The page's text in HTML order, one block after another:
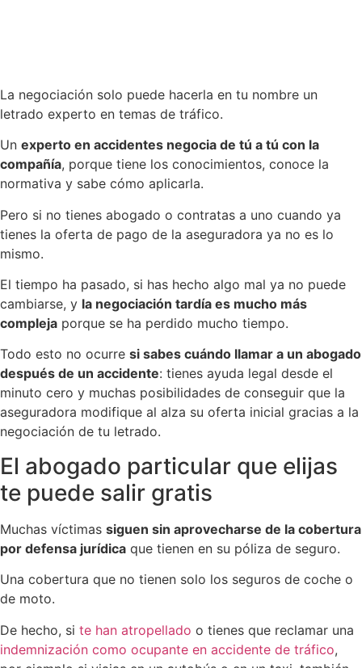
La negociación solo puede hacerla en tu nombre un
letrado experto en temas de tráfico.
Un experto en accidentes negocia de tú a tú con la
compañía, porque tiene los conocimientos, conoce la
normativa y sabe cómo aplicarla.
Pero si no tienes abogado o contratas a uno cuando ya
tienes la oferta de pago de la aseguradora ya no es lo
mismo.
El tiempo ha pasado, si has hecho algo mal ya no puede
cambiarse, y la negociación tardía es mucho más
compleja porque se ha perdido mucho tiempo.
Todo esto no ocurre si sabes cuándo llamar a un abogado
después de un accidente: tienes ayuda legal desde el
minuto cero y muchas posibilidades de conseguir que la
aseguradora modifique al alza su oferta inicial gracias a la
negociación de tu letrado.
El abogado particular que elijas
te puede salir gratis
Muchas víctimas siguen sin aprovecharse de la cobertura
por defensa jurídica que tienen en su póliza de seguro.
Una cobertura que no tienen solo los seguros de coche o
de moto.
De hecho, si te han atropellado o tienes que reclamar una
indemnización como ocupante en accidente de tráfico,